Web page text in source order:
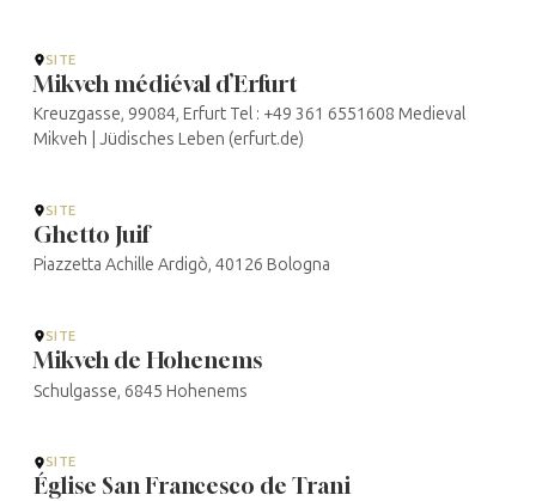
SITE
Mikveh médiéval d’Erfurt
Kreuzgasse, 99084, Erfurt Tel : +49 361 6551608 Medieval
Mikveh | Jüdisches Leben (erfurt.de)
SITE
Ghetto Juif
Piazzetta Achille Ardigò, 40126 Bologna
SITE
Mikveh de Hohenems
Schulgasse, 6845 Hohenems
SITE
Église San Francesco de Trani